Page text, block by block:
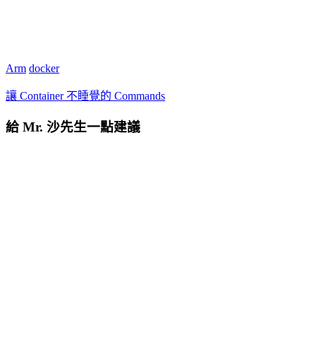
Arm docker
讓 Container 不睡覺的 Commands
給 Mr. 沙先生一點建議